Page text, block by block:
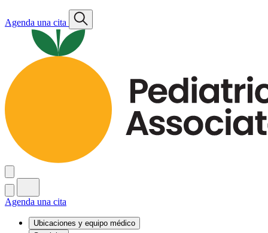
Agenda una cita
Agenda una cita
Ubicaciones y equipo médico